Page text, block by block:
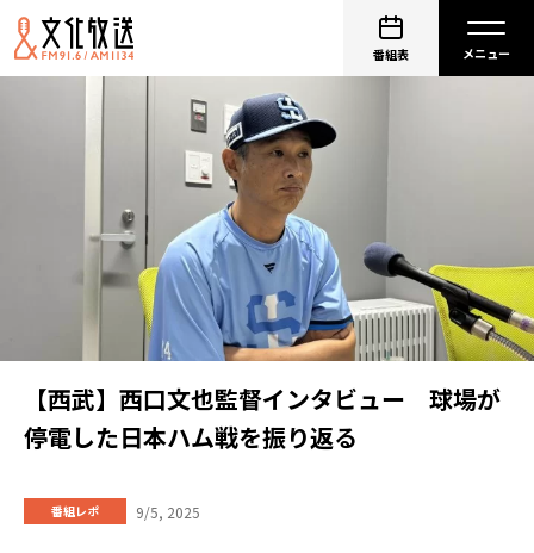
番組表
【西武】西口文也監督インタビュー 球場が
停電した日本ハム戦を振り返る
番組レポ 9/5, 2025